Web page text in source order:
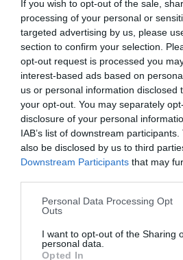
If you wish to opt-out of the sale,
processing of your personal or
targeted advertising by us, please
section to confirm your selection.
opt-out request is processed you
interest-based ads based on
us or personal information disclosed
your opt-out. You may separately
disclosure of your personal
IAB’s list of downstream
also be disclosed by us to third
Downstream Participants that may
Personal Data Processing Opt
Outs
I want to opt-out of the Sharing
personal data.
Opted In
Διαχείριση
Για να παρέχουμε την καλύτερη εμπειρία,
cookies για την αποθήκευση ή/και την
Η συγκατάθεση για τις εν λόγω τεχνολογίες
επεξεργαστούμε δεδομένα προσωπικού
συγκατάθεση ή η ανάκληση της
αρνητικά ορισμένες λειτουργίες και
της Τέταρτης στον Αγιόκαμπο
στους λουόμενους, καθώς
Επισκέπτες των παραλίων …
F
a
c
e
b
o
o
k
M
a
st
o
d
o
E
m
ai
l
Μ
οι
ρ
α
σ
τε
ε